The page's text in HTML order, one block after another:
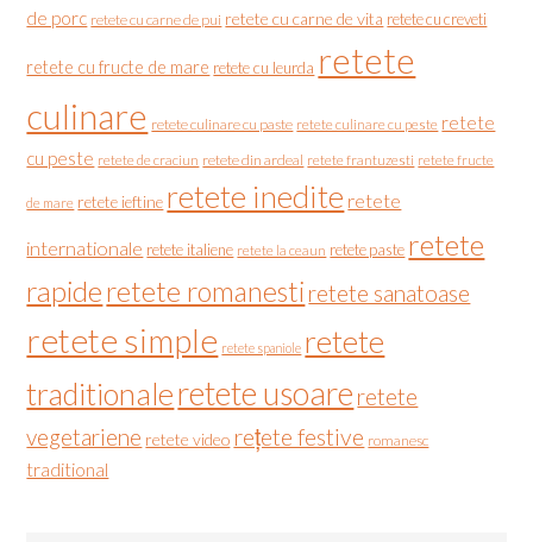
de porc retete cu carne de pui retete cu carne de vita retete cu creveti
retete cu fructe de mare retete cu leurda retete
culinare retete culinare cu paste retete culinare cu peste retete
cu peste retete de craciun retete din ardeal retete frantuzesti retete fructe
de mare retete ieftine retete inedite retete
internationale retete italiene retete la ceaun retete paste retete
rapideretete romanesti retete sanatoase
retete simple retete spaniole retete
traditionaleretete usoare retete
vegetariene retete video rețete festive romanesc
traditional